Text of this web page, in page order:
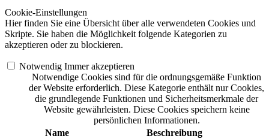
Cookie-Einstellungen
Hier finden Sie eine Übersicht über alle verwendeten Cookies und
Skripte. Sie haben die Möglichkeit folgende Kategorien zu
akzeptieren oder zu blockieren.
Notwendig Immer akzeptieren
Notwendige Cookies sind für die ordnungsgemäße Funktion
der Website erforderlich. Diese Kategorie enthält nur Cookies,
die grundlegende Funktionen und Sicherheitsmerkmale der
Website gewährleisten. Diese Cookies speichern keine
persönlichen Informationen.
Name
Beschreibung